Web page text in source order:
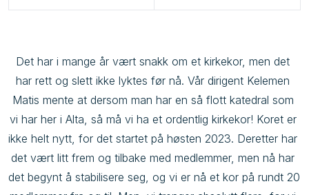
Det har i mange år vært snakk om et kirkekor, men det
har rett og slett ikke lyktes før nå. Vår dirigent Kelemen
Matis mente at dersom man har en så flott katedral som
vi har her i Alta, så må vi ha et ordentlig kirkekor! Koret er
ikke helt nytt, for det startet på høsten 2023. Deretter har
det vært litt frem og tilbake med medlemmer, men nå har
det begynt å stabilisere seg, og vi er nå et kor på rundt 20